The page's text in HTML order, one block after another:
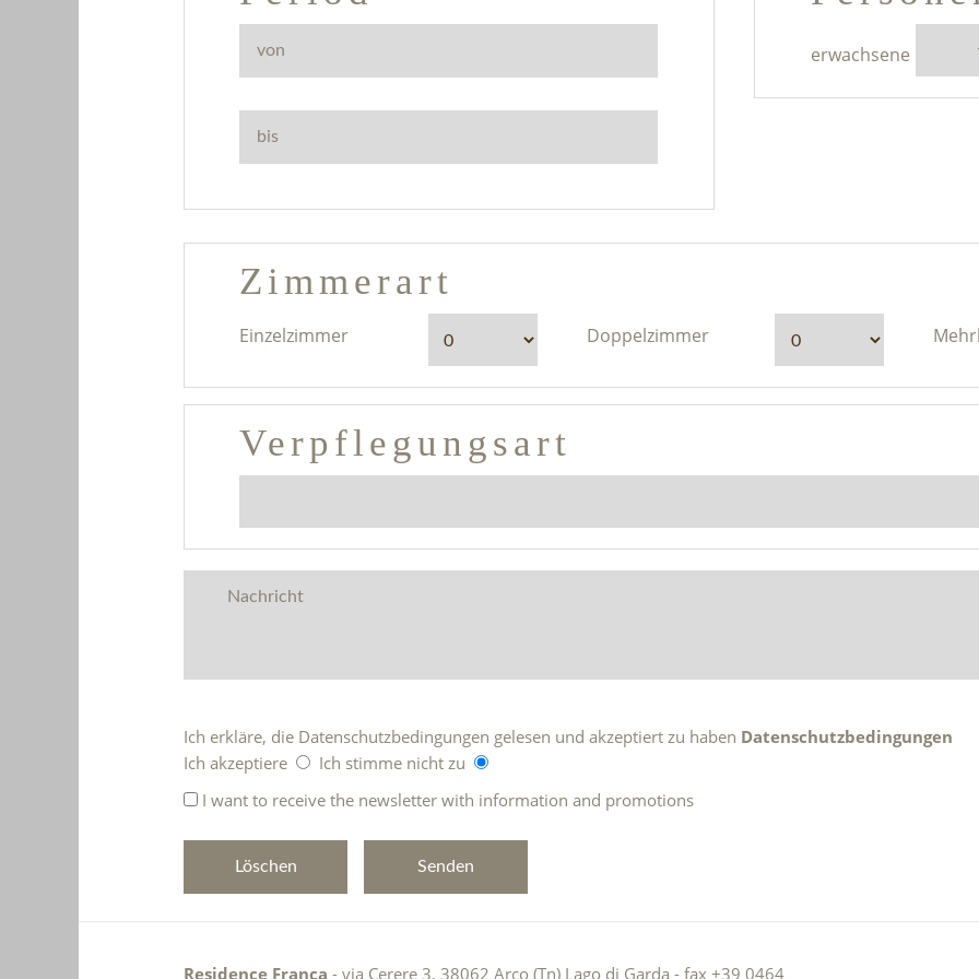
erwachsene
Zimmerart
Einzelzimmer Doppelzimmer
Verpflegungsart
Ich erkläre, die Datenschutzbedingungen gelesen und akzeptiert zu haben Datenschutzbedingungen
Ich akzeptiere
Ich stimme nicht zu
I want to receive the newsletter with information and promotions
Residence Franca - via Cerere 3, 38062 Arco (Tn) Lago di Garda - fax +39 0464